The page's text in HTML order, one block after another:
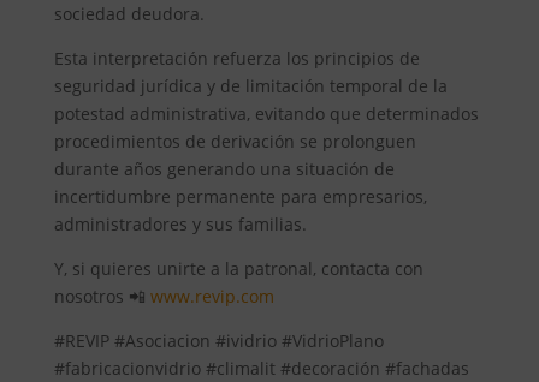
sociedad deudora.
Esta interpretación refuerza los principios de
seguridad jurídica y de limitación temporal de la
potestad administrativa, evitando que determinados
procedimientos de derivación se prolonguen
durante años generando una situación de
incertidumbre permanente para empresarios,
administradores y sus familias.
Y, si quieres unirte a la patronal, contacta con
nosotros 📲 www.revip.com
#REVIP #Asociacion #ividrio #VidrioPlano
#fabricacionvidrio #climalit #decoración #fachadas